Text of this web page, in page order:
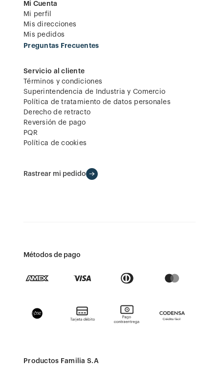
Mi Cuenta
Mi perfil
Mis direcciones
Mis pedidos
Preguntas Frecuentes
Servicio al cliente
Términos y condiciones
Superintendencia de Industria y Comercio
Política de tratamiento de datos personales
Derecho de retracto
Reversión de pago
PQR
Política de cookies
Rastrear mi pedido
Métodos de pago
Productos Familia S.A